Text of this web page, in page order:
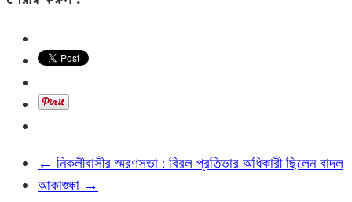
← নিকলীবাসীর স্মরণসভা : বিরল প্রতিভার অধিকারী ছিলেন বাদল
আকাঙ্ক্ষা →